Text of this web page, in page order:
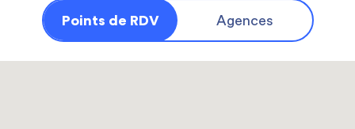
Points de RDV Agences